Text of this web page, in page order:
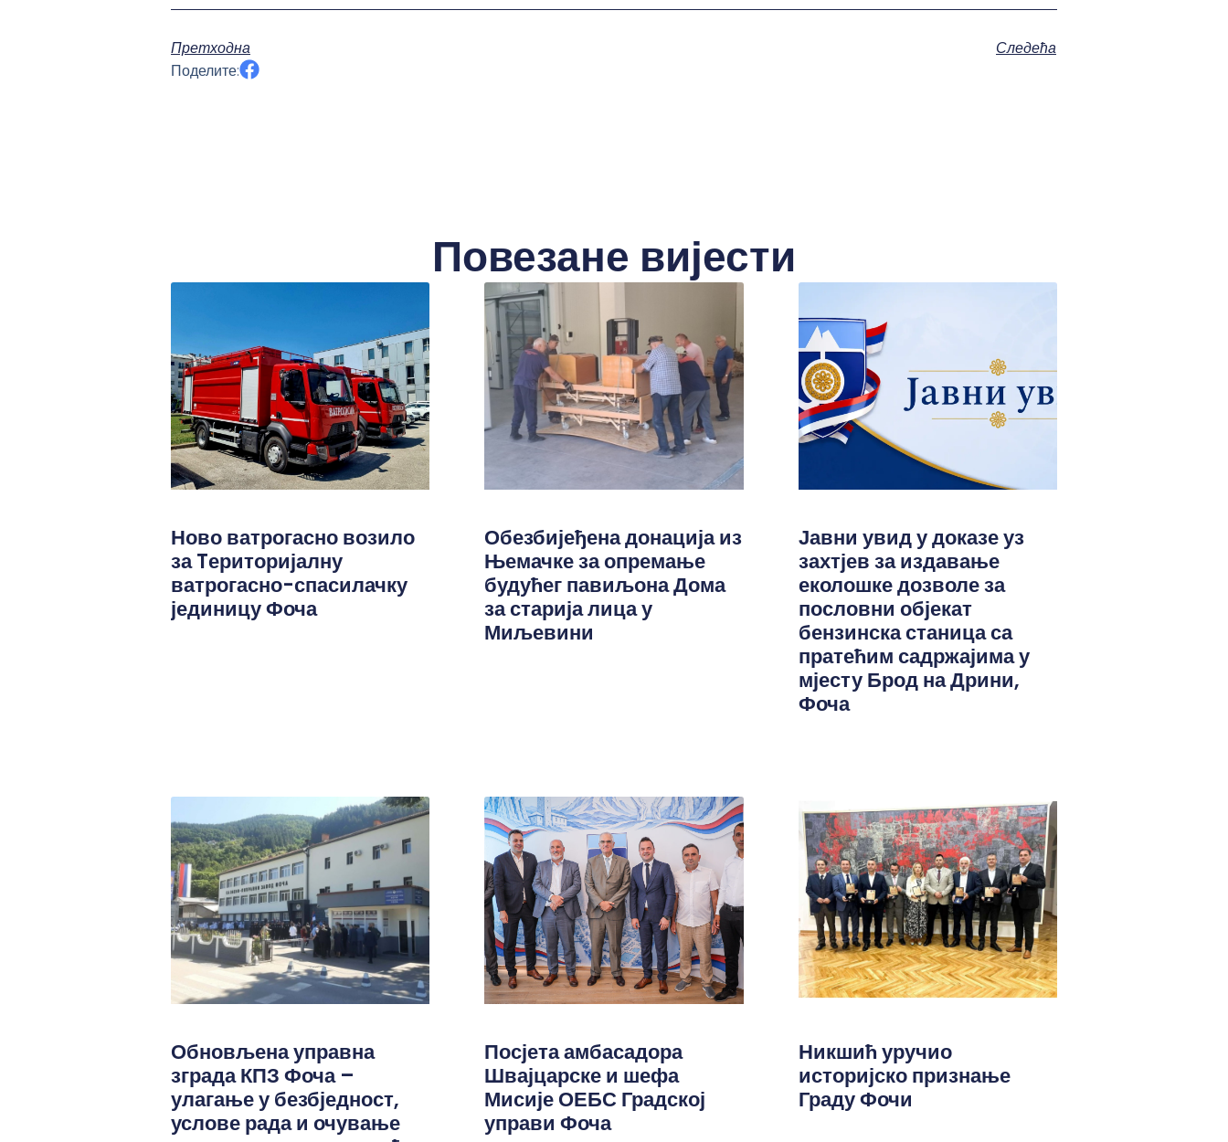
Претходна
Следећа
Поделите:
Повезане вијести
Ново ватрогасно возило
за Tериторијалну
ватрогасно-спасилачку
јединицу Фоча
Обезбијеђена донација из
Њемачке за опремање
будућег павиљона Дома
за старија лица у
Миљевини
Јавни увид у доказе уз
захтјев за издавање
еколошке дозволе за
пословни објекат
бензинска станица са
пратећим садржајима у
мјесту Брод на Дрини,
Фоча
Обновљена управна
зграда КПЗ Фоча –
улагање у безбједност,
услове рада и очување
Посјета амбасадора
Швајцарске и шефа
Мисије ОЕБС Градској
управи Фоча
Никшић уручио
историјско признање
Граду Фочи